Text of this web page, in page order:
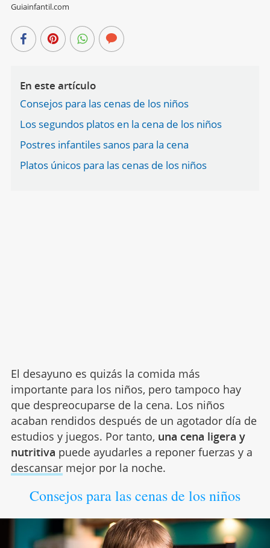
Guiainfantil.com
En este artículo
Consejos para las cenas de los niños
Los segundos platos en la cena de los niños
Postres infantiles sanos para la cena
Platos únicos para las cenas de los niños
El desayuno es quizás la comida más
importante para los niños, pero tampoco hay
que despreocuparse de la cena. Los niños
acaban rendidos después de un agotador día de
estudios y juegos. Por tanto, una cena ligera y
nutritiva puede ayudarles a reponer fuerzas y a
descansarmejor por la noche.
Consejos para las cenas de los niños